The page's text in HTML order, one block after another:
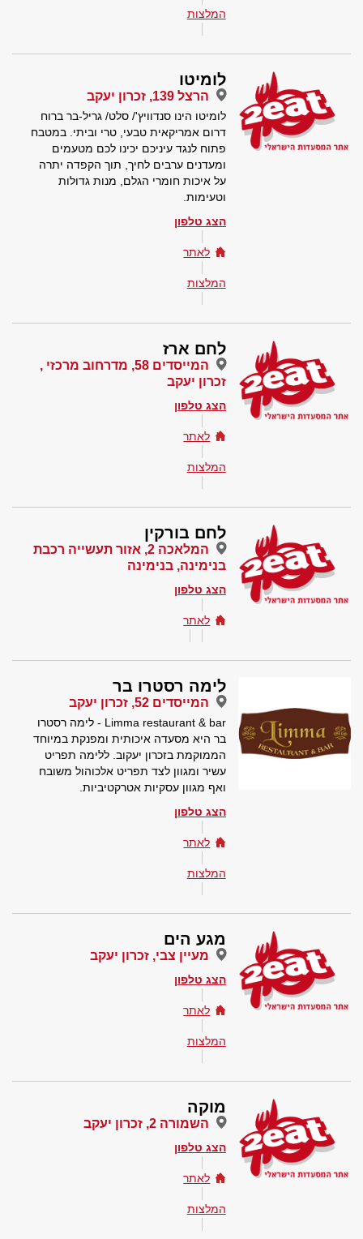
המלצות
לומיטו
הרצל 139, זכרון יעקב
לומיטו הינו סנדוויץ'/ סלט/ גריל-בר ברוח
דרום אמריקאית טבעי, טרי וביתי. במטבח
פתוח לנגד עיניכם יכינו לכם מטעמים
ומעדנים ערבים לחיך, תוך הקפדה יתרה
על איכות חומרי הגלם, מנות גדולות
וטעימות.
הצג טלפון
לאתר
המלצות
לחם ארז
המייסדים 58, מדרחוב מרכזי ,
זכרון יעקב
הצג טלפון
לאתר
המלצות
לחם בורקין
המלאכה 2, אזור תעשייה רכבת
בנימינה, בנימינה
הצג טלפון
לאתר
לימה רסטרו בר
המייסדים 52, זכרון יעקב
Limma restaurant & bar - לימה רסטרו
בר היא מסעדה איכותית ומפנקת במיוחד
הממוקמת בזכרון יעקוב. ללימה תפריט
עשיר ומגוון לצד תפריט אלכוהול משובח
ואף מגוון עסקיות אטרקטיביות.
הצג טלפון
לאתר
המלצות
מגע הים
מעיין צבי, זכרון יעקב
הצג טלפון
לאתר
המלצות
מוקה
השמורה 2, זכרון יעקב
הצג טלפון
לאתר
המלצות